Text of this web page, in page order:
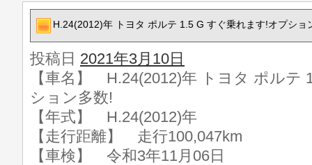
H.24(2012)年 トヨタ ポルテ 1.5 G すぐ乗れます!オプショ
投稿日 2021年3月10日
【車名】 H.24(2012)年 トヨタ ポルテ
ション多数!
【年式】 H.24(2012)年
【走行距離】 走行100,047km
【車検】 令和3年11月06日